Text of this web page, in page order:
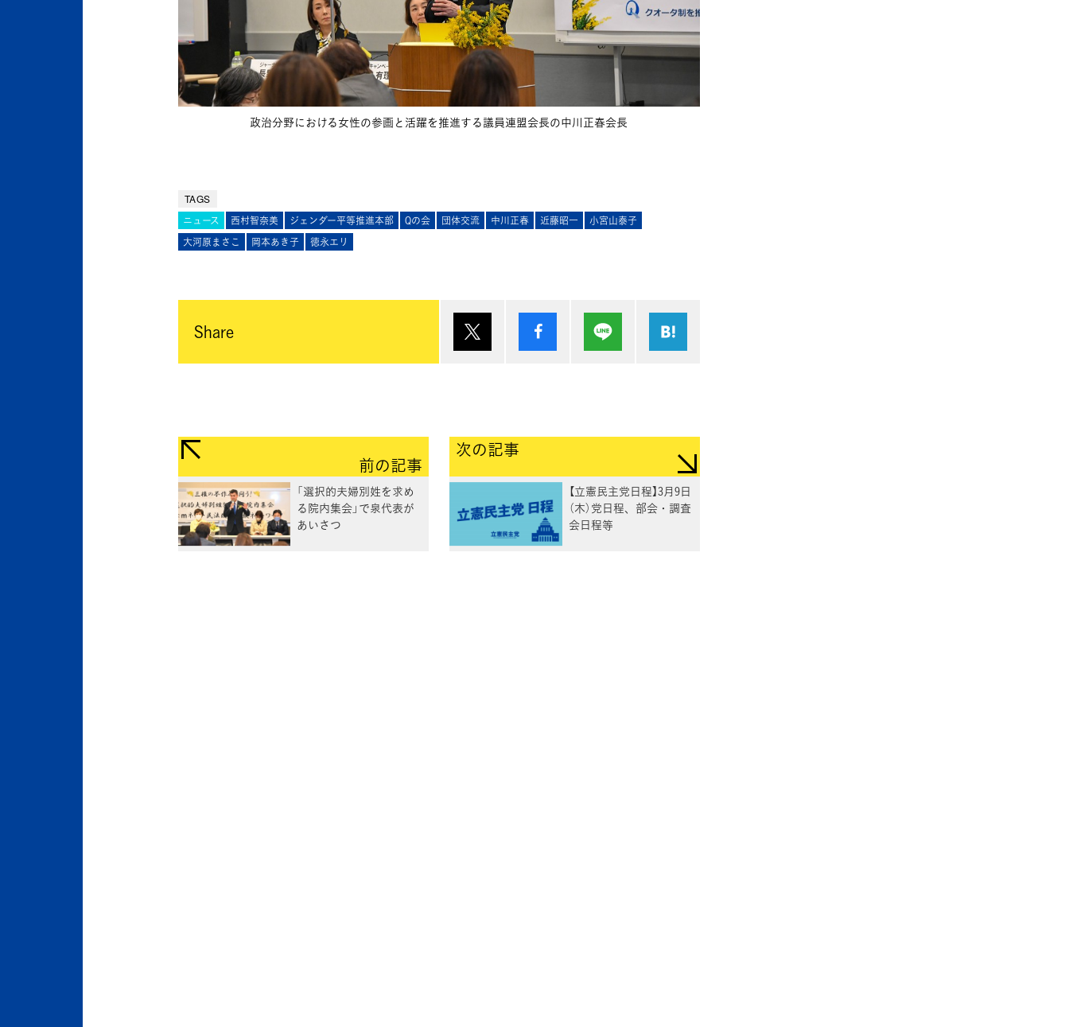
政治分野における女性の参画と活躍を推進する議員連盟会長の中川正春会長
TAGS
ニュース 西村智奈美 ジェンダー平等推進本部 Qの会 団体交流 中川正春 近藤昭一
小宮山泰子
大河原まさこ
岡本あき子 徳永エリ
Share シェア Lineで送る
前の記事
「選択的夫婦別姓を求め
る院内集会」で泉代表が
あいさつ
次の記事
【立憲民主党日程】3月9日
（木）党日程、部会・調査
会日程等